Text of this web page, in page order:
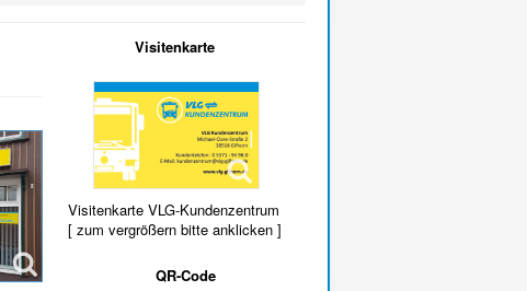
Visitenkarte
Visitenkarte VLG-Kundenzentrum
[ zum vergrößern bitte anklicken ]
QR-Code